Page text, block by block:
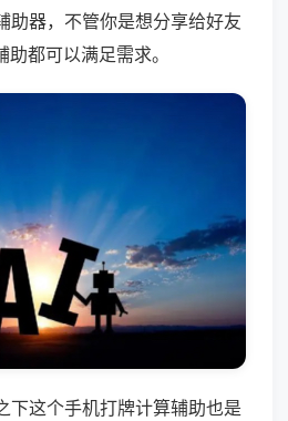
助器，不管你是想分享给好友
都可以满足需求。
下这个手机打牌计算辅助也是